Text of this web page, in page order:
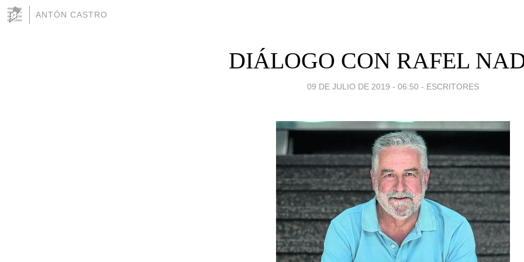
ANTÓN CASTRO
DIÁLOGO CON RAFEL
09 DE JULIO DE 2019 - 06:50 - ESCRITORES